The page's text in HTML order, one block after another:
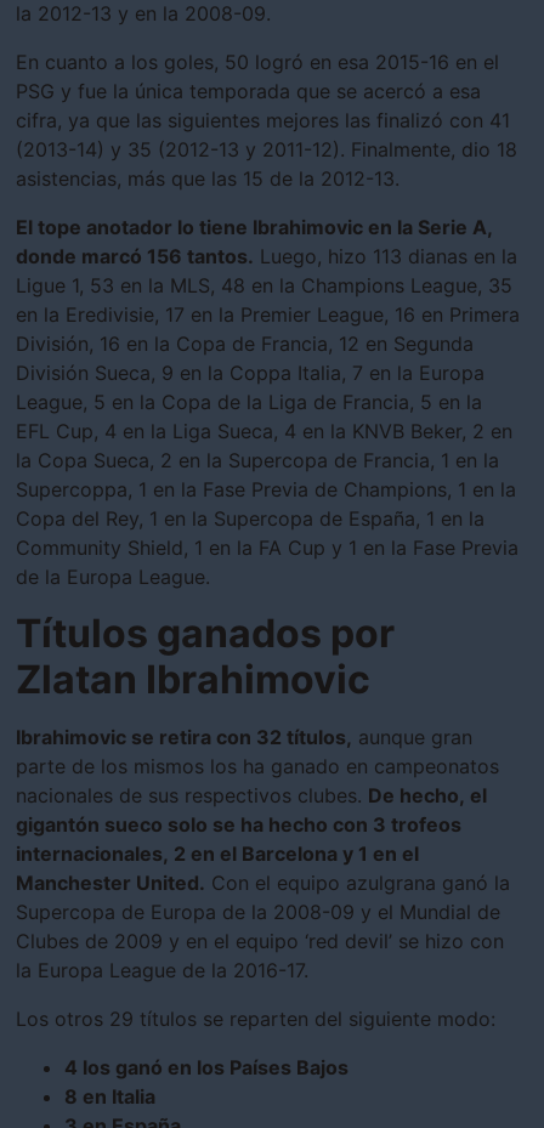
la 2012-13 y en la 2008-09.
En cuanto a los goles, 50 logró en esa 2015-16 en el
PSG y fue la única temporada que se acercó a esa
cifra, ya que las siguientes mejores las finalizó con 41
(2013-14) y 35 (2012-13 y 2011-12). Finalmente, dio 18
asistencias, más que las 15 de la 2012-13.
El tope anotador lo tiene Ibrahimovic en la Serie A,
donde marcó 156 tantos. Luego, hizo 113 dianas en la
Ligue 1, 53 en la MLS, 48 en la Champions League, 35
en la Eredivisie, 17 en la Premier League, 16 en Primera
División, 16 en la Copa de Francia, 12 en Segunda
División Sueca, 9 en la Coppa Italia, 7 en la Europa
League, 5 en la Copa de la Liga de Francia, 5 en la
EFL Cup, 4 en la Liga Sueca, 4 en la KNVB Beker, 2 en
la Copa Sueca, 2 en la Supercopa de Francia, 1 en la
Supercoppa, 1 en la Fase Previa de Champions, 1 en la
Copa del Rey, 1 en la Supercopa de España, 1 en la
Community Shield, 1 en la FA Cup y 1 en la Fase Previa
de la Europa League.
Títulos ganados por
Zlatan Ibrahimovic
Ibrahimovic se retira con 32 títulos, aunque gran
parte de los mismos los ha ganado en campeonatos
nacionales de sus respectivos clubes. De hecho, el
gigantón sueco solo se ha hecho con 3 trofeos
internacionales, 2 en el Barcelona y 1 en el
Manchester United. Con el equipo azulgrana ganó la
Supercopa de Europa de la 2008-09 y el Mundial de
Clubes de 2009 y en el equipo ‘red devil’ se hizo con
la Europa League de la 2016-17.
Los otros 29 títulos se reparten del siguiente modo:
4 los ganó en los Países Bajos
8 en Italia